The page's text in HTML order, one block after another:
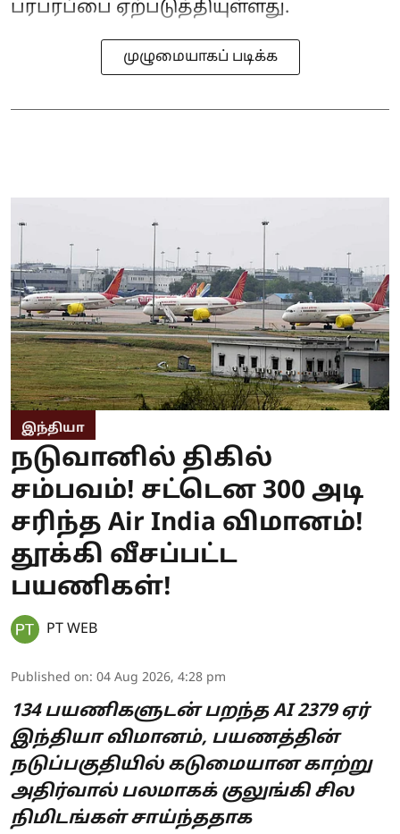
பரபரப்பை ஏற்படுத்தியுள்ளது.
முழுமையாகப் படிக்க
இந்தியா
நடுவானில் திகில்
சம்பவம்! சட்டென 300 அடி
சரிந்த Air India விமானம்!
தூக்கி வீசப்பட்ட
பயணிகள்!
PT WEB
Published on: 04 Aug 2026, 4:28 pm
134 பயணிகளுடன் பறந்த AI 2379 ஏர்
இந்தியா விமானம், பயணத்தின்
நடுப்பகுதியில் கடுமையான காற்று
அதிர்வால் பலமாகக் குலுங்கி சில
நிமிடங்கள் சாய்ந்ததாக